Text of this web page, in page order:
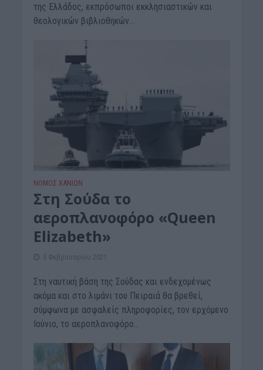
της Ελλάδος, εκπρόσωποι εκκλησιαστικών και
θεολογικών βιβλιοθηκών...
ΝΟΜΌΣ ΧΑΝΊΩΝ
Στη Σούδα το
αεροπλανοφόρο «Queen
Elizabeth»
5 Φεβρουαρίου 2021
Στη ναυτική βάση της Σούδας και ενδεχομένως
ακόμα και στο λιμάνι του Πειραιά θα βρεθεί,
σύμφωνα με ασφαλείς πληροφορίες, τον ερχόμενο
Ιούνιο, το αεροπλανοφόρο...